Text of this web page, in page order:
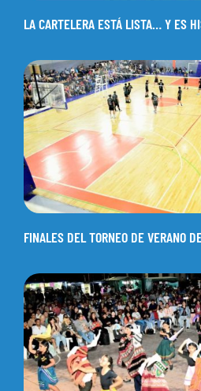
LA CARTELERA ESTÁ LISTA… Y ES
FINALES DEL TORNEO DE VERANO